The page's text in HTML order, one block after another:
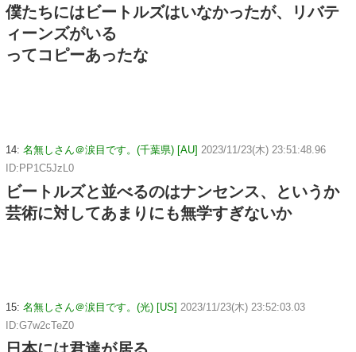
僕たちにはビートルズはいなかったが、リバテ
ィーンズがいる
ってコピーあったな
14: 名無しさん＠涙目です。(千葉県) [AU] 2023/11/23(木) 23:51:48.96
ID:PP1C5JzL0
ビートルズと並べるのはナンセンス、というか
芸術に対してあまりにも無学すぎないか
15: 名無しさん＠涙目です。(光) [US] 2023/11/23(木) 23:52:03.03
ID:G7w2cTeZ0